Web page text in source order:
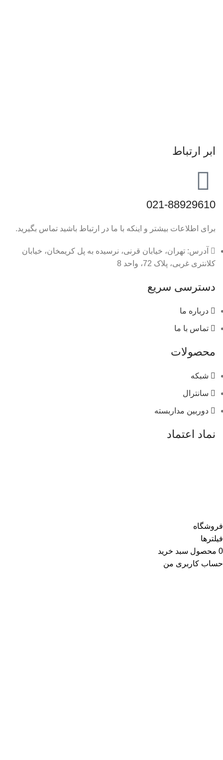
ابر ارتباط
021-88929610
برای اطلاعات بیشتر و اینکه با ما در ارتباط باشید تماس بگیرید.
آدرس: تهران، خیابان قرنی، نرسیده به پل کریمخان، خیابان
کلانتری غربی، پلاک 72، واحد 8
دسترسی سریع
درباره ما
تماس با ما
محصولات
شبکه
سانترال
دوربین مداربسته
نماد اعتماد
فروشگاه
فیلترها
0 محصول سبد خرید
حساب کاربری من